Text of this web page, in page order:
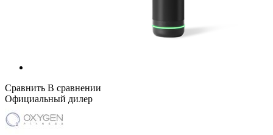
Сравнить В сравнении
Официальный дилер